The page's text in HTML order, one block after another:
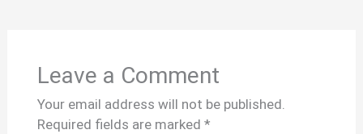
Leave a Comment
Your email address will not be published.
Required fields are marked *